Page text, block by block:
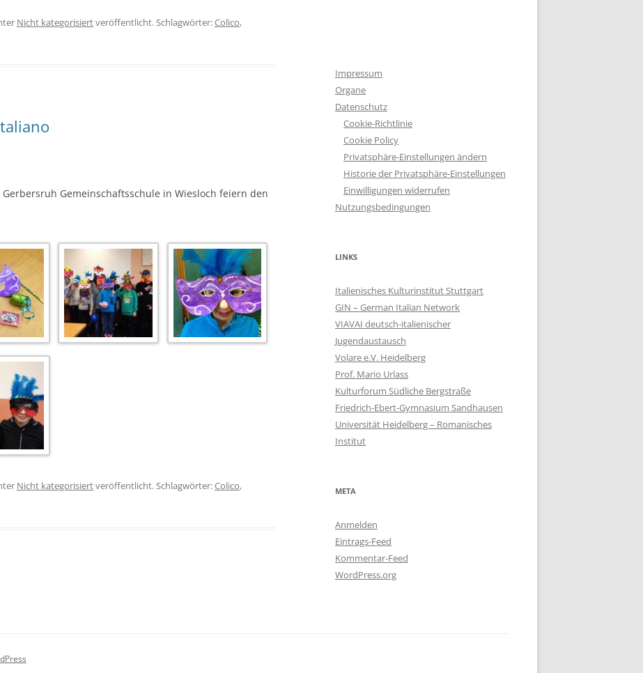
Nicht kategorisiertveröffentlicht. Schlagwörter:Colico,
Gemeinschaftsschule in Wiesloch feiern den
Nicht kategorisiertveröffentlicht. Schlagwörter:Colico,
Impressum
Organe
Datenschutz
Cookie-Richtlinie
Cookie Policy
Privatsphäre-Einstellungen ändern
Historie der Privatsphäre-Einstellungen
Einwilligungen widerrufen
Nutzungsbedingungen
LINKS
Italienisches Kulturinstitut Stuttgart
GIN – German Italian Network
VIAVAI deutsch-italienischer
Jugendaustausch
Volare e.V. Heidelberg
Prof. Mario Urlass
Kulturforum Südliche Bergstraße
Friedrich-Ebert-Gymnasium Sandhausen
Universität Heidelberg – Romanisches
Institut
META
Anmelden
Eintrags-Feed
Kommentar-Feed
WordPress.org